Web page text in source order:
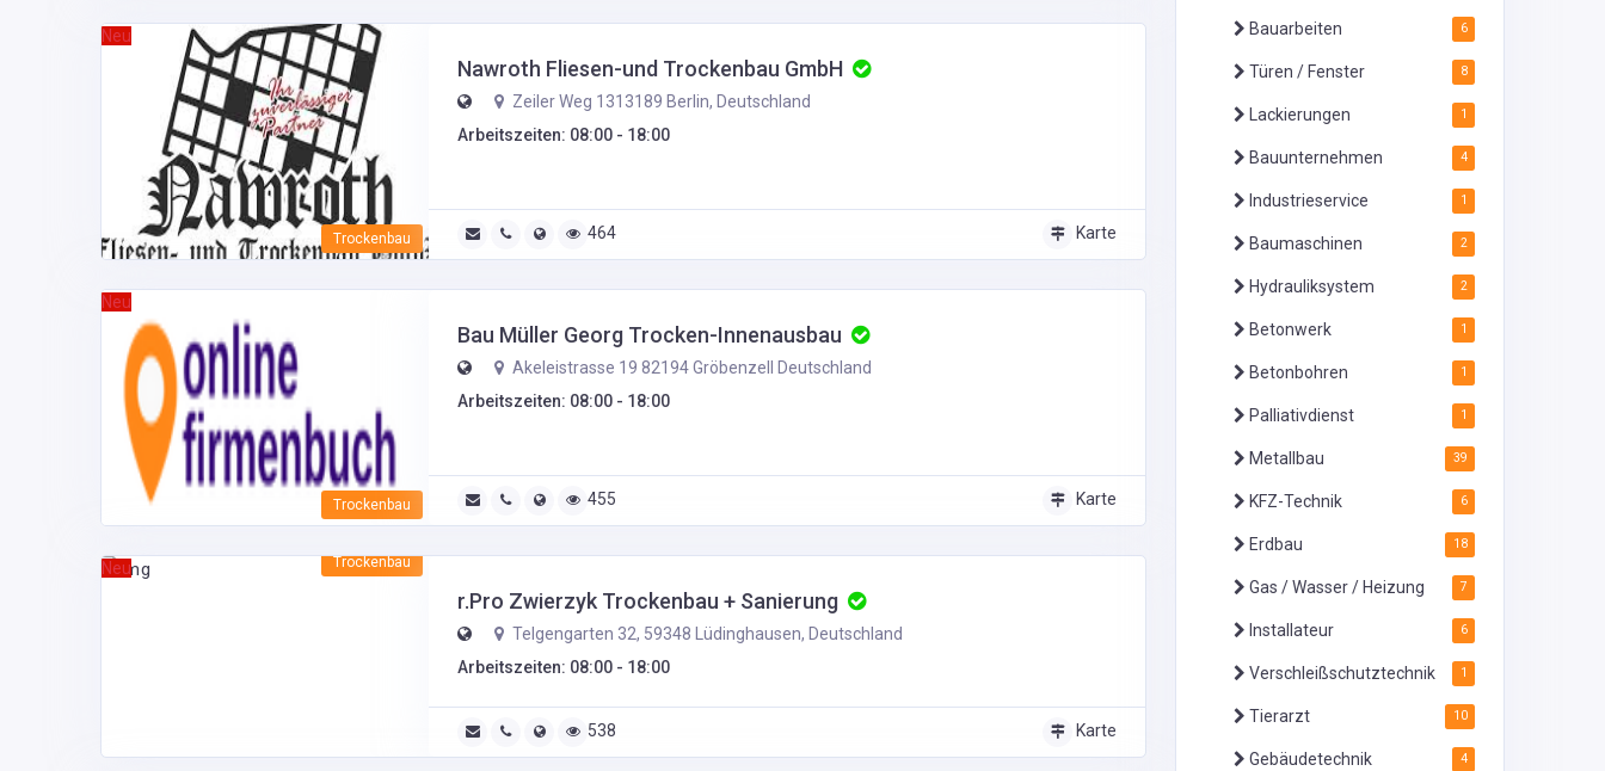
Neu
Trockenbau
Nawroth Fliesen-und Trockenbau GmbH
Zeiler Weg 1313189 Berlin, Deutschland
Arbeitszeiten: 08:00 - 18:00
464 Karte
Neu
Trockenbau
Bau Müller Georg Trocken-Innenausbau
Akeleistrasse 19 82194 Gröbenzell Deutschland
Arbeitszeiten: 08:00 - 18:00
455 Karte
Neu Trockenbau
r.Pro Zwierzyk Trockenbau + Sanierung
Telgengarten 32, 59348 Lüdinghausen, Deutschland
Arbeitszeiten: 08:00 - 18:00
538 Karte
Bauarbeiten 6
Türen / Fenster 8
Lackierungen 1
Bauunternehmen 4
Industrieservice 1
Baumaschinen 2
Hydrauliksystem 2
Betonwerk 1
Betonbohren 1
Palliativdienst 1
Metallbau 39
KFZ-Technik 6
Erdbau 18
Gas / Wasser / Heizung 7
Installateur 6
Verschleißschutztechnik 1
Tierarzt 10
Gebäudetechnik 4